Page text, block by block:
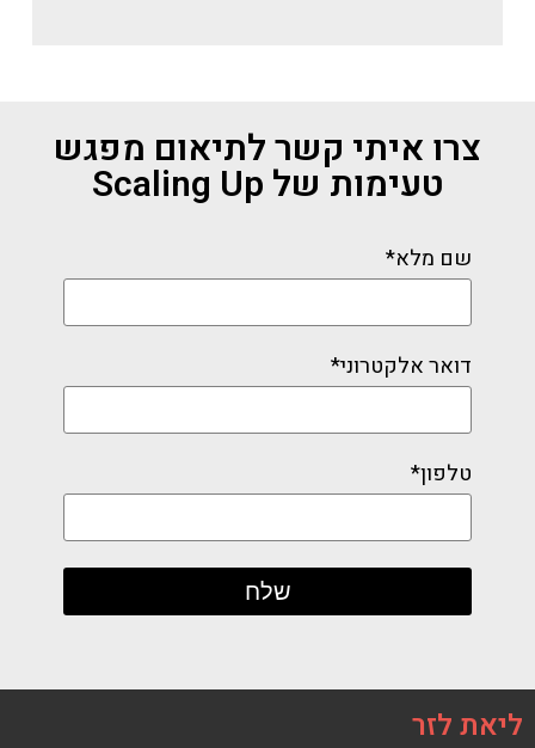
צרו איתי קשר לתיאום מפגש
טעימות של Scaling Up
שם מלא*
דואר אלקטרוני*
טלפון*
ליאת לזר